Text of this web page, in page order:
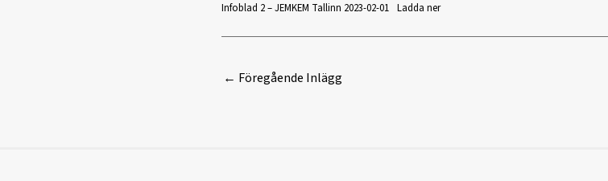
Infoblad 2 – JEMKEM Tallinn 2023-02-01 Ladda ner
← Föregående Inlägg